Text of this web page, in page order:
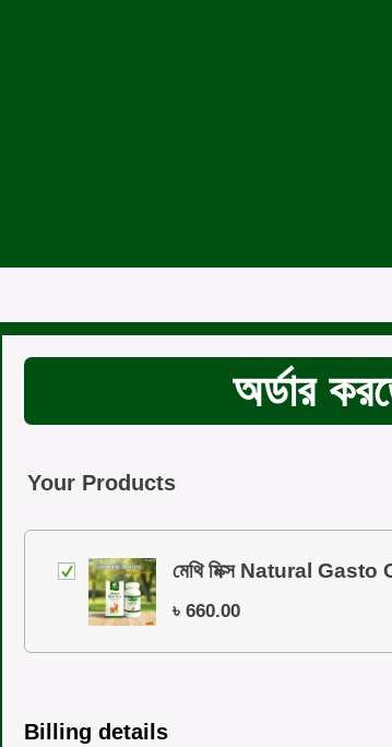
অর্ডার
Your Products
মেথি মিক্স Natural Gasto
৳660.00
Billing details